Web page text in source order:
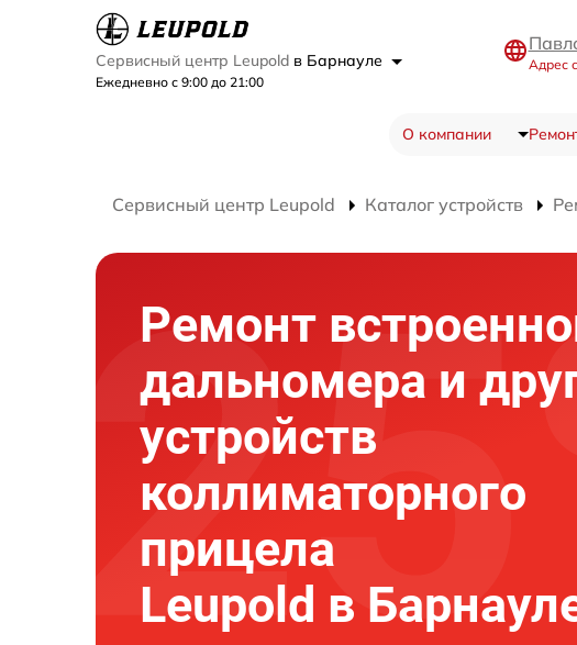
Сервисный центр Leupold в Барнауле
Ежедневно с 9:00 до 21:00
Адрес
О компании
Сервисный центр Leupold Каталог устройств
Ремонт
дальномера и
устройств
коллиматорного
прицела
Leupold в